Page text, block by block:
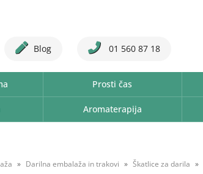
Blog 01 560 87 18
Prosti čas
Aromaterapija
Darilna embalaža in trakovi Škatlice za darila